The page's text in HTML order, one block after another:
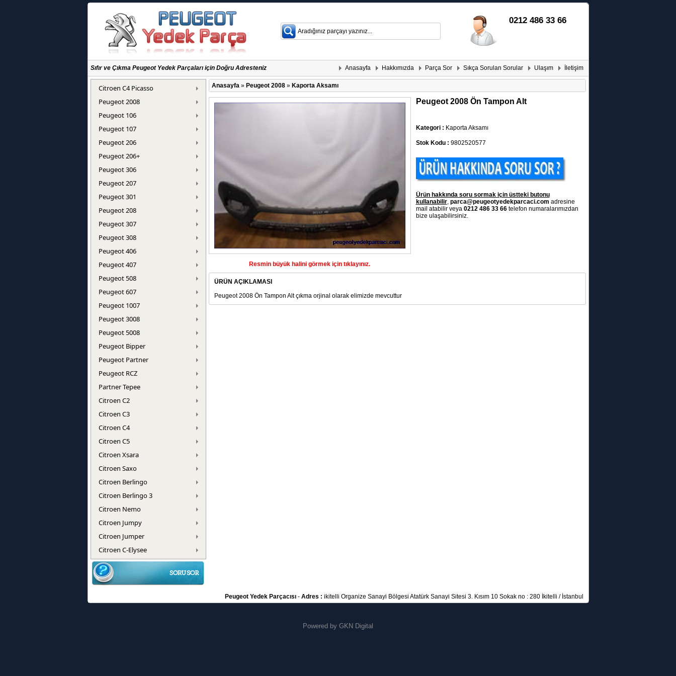
0212 486 33 66
Sıfır ve Çıkma Peugeot Yedek Parçaları için Doğru Adresteniz Anasayfa Hakkımızda Parça Sor Sıkça Sorulan Sorular Ulaşım İletişim
Citroen C4 Picasso
Peugeot 2008
Peugeot 106
Peugeot 107
Peugeot 206
Peugeot 206+
Peugeot 306
Peugeot 207
Peugeot 301
Peugeot 208
Peugeot 307
Peugeot 308
Peugeot 406
Peugeot 407
Peugeot 508
Peugeot 607
Peugeot 1007
Peugeot 3008
Peugeot 5008
Peugeot Bipper
Peugeot Partner
Peugeot RCZ
Partner Tepee
Citroen C2
Citroen C3
Citroen C4
Citroen C5
Citroen Xsara
Citroen Saxo
Citroen Berlingo
Citroen Berlingo 3
Citroen Nemo
Citroen Jumpy
Citroen Jumper
Citroen C-Elysee
Anasayfa» Peugeot 2008» Kaporta Aksamı
Resmin büyük halini görmek için tıklayınız.
Peugeot 2008 Ön Tampon Alt
Kategori : Kaporta Aksamı
Stok Kodu : 9802520577
Ürün hakkında soru sormak için üstteki butonu
kullanabilir, parca@peugeotyedekparcaci.com adresine
mail atabilir veya 0212 486 33 66telefon numaralarımızdan
bize ulaşabilirsiniz.
ÜRÜN AÇIKLAMASI
Peugeot 2008 Ön Tampon Alt çıkma orjinal olarak elimizde mevcuttur
Peugeot Yedek Parçacısı- Adres : ikitelli Organize Sanayi Bölgesi Atatürk Sanayi Sitesi 3. Kısım 10 Sokak no : 280 İkitelli / İstanbul
Powered by GKN Digital